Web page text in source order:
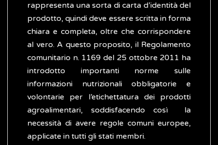
rappresenta una sorta di carta d’identità del
prodotto, quindi deve essere scritta in forma
chiara e completa, oltre che corrispondere
al vero. A questo proposito, il Regolamento
comunitario n. 1169 del 25 ottobre 2011 ha
introdotto importanti norme sulle
informazioni nutrizionali obbligatorie e
volontarie per l’etichettatura dei prodotti
agroalimentari, soddisfacendo così la
necessità di avere regole comuni europee,
applicate in tutti gli stati membri.